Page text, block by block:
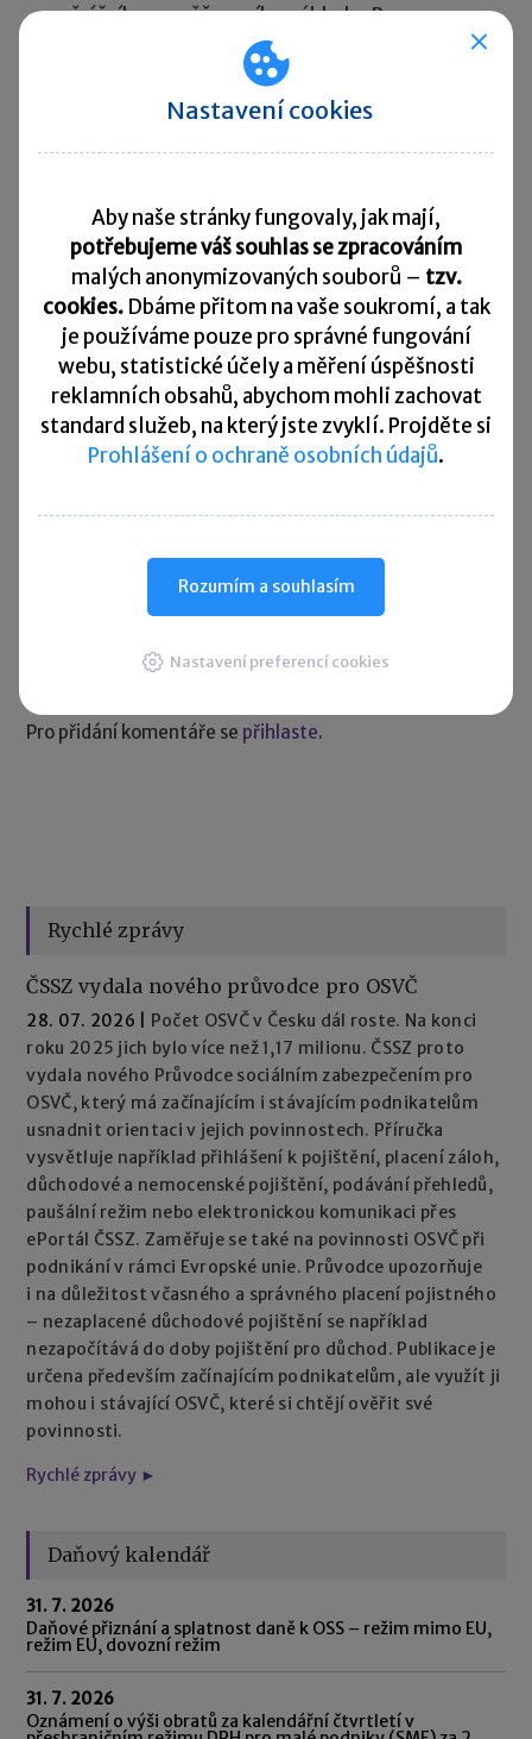
z měsíčního vyměřovacího základu. Pro
takovouto osobu neplatí minimální vyměřovací
Studenti ve firmě
Vyměřovací základ osob bez zdanitelných příjmů
Rozdíl mezi hlavní a vedlejší samostatnou
výdělečnou činností – I. část
Rozdíl mezi hlavní a vedlejší samostatnou
výdělečnou činností – II. část
Sdílet:
Zanechte komentář
vyhrazena pro vzájemnou komunikaci čtenářů.
Pro přidání komentáře se přihlaste.
Rychlé zprávy
ČSSZ vydala nového průvodce pro OSVČ
28. 07. 2026
Počet OSVČ v Česku dál roste. Na konci
roku 2025 jich bylo více než 1,17 milionu. ČSSZ proto
vydala nového Průvodce sociálním zabezpečením pro
OSVČ, který má začínajícím i stávajícím podnikatelům
usnadnit orientaci v jejich povinnostech. Příručka
vysvětluje například přihlášení k pojištění, placení záloh,
důchodové a nemocenské pojištění, podávání přehledů,
paušální režim nebo elektronickou komunikaci přes
ePortál ČSSZ. Zaměřuje se také na povinnosti OSVČ při
podnikání v rámci Evropské unie. Průvodce upozorňuje
i na důležitost včasného a správného placení pojistného
– nezaplacené důchodové pojištění se například
nezapočítává do doby pojištění pro důchod. Publikace je
určena především začínajícím podnikatelům, ale využít ji
mohou i stávající OSVČ, které si chtějí ověřit své
povinnosti.
Rychlé zprávy ►
Daňový kalendář
31. 7. 2026
Daňové přiznání a splatnost daně k OSS – režim mimo EU,
režim EU, dovozní režim
31. 7. 2026
Oznámení o výši obratů za kalendářní čtvrtletí v
Nastavení cookies
Aby naše stránky fungovaly, jak mají,
potřebujeme váš souhlas se zpracováním
malých anonymizovaných souborů – tzv.
cookies. Dbáme přitom na vaše soukromí, a tak
je používáme pouze pro správné fungování
webu, statistické účely a měření úspěšnosti
reklamních obsahů, abychom mohli zachovat
standard služeb, na který jste zvyklí. Projděte si
Prohlášení o ochraně osobních údajů.
Rozumím a souhlasím
Nastavení preferencí cookies